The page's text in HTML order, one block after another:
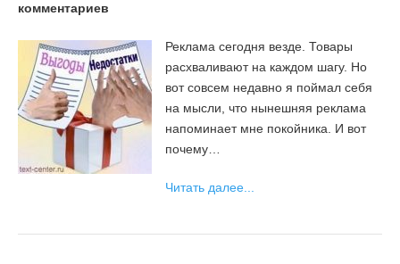
комментариев
Реклама сегодня везде. Товары
расхваливают на каждом шагу. Но
вот совсем недавно я поймал себя
на мысли, что нынешняя реклама
напоминает мне покойника. И вот
почему…
Читать далее...